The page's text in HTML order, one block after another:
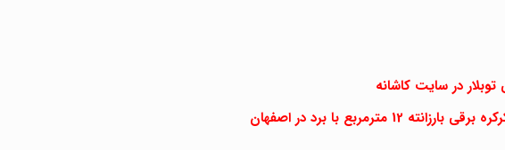
در سایت کاشانه
با برد در اصفهان